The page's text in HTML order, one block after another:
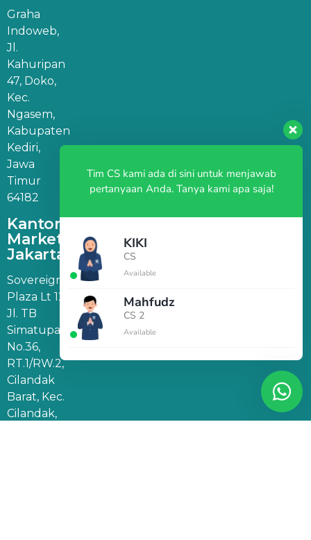
Graha
Indoweb,
Jl.
Kahuripan
47, Doko,
Kec.
Ngasem,
Kabupaten
Kediri,
Jawa
Timur
64182
Kantor
Marketing
Jakarta
Sovereign
Plaza Lt 12,
Jl. TB
Simatupang
No.36,
RT.1/RW.2,
Cilandak
Barat, Kec.
Cilandak,
Tim CS kami ada di sini untuk menjawab
pertanyaan Anda. Tanya kami apa saja!
KIKI
CS
Available
Mahfudz
CS 2
Available